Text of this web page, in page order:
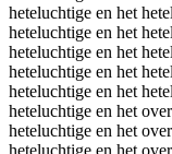
heteluchtige en het
heteluchtige en het
heteluchtige en het
heteluchtige en het
heteluchtige en het
heteluchtige en het
heteluchtige en het
heteluchtige en het